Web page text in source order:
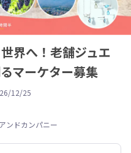
界へ！老舗ジュエ
マーケター募集
12/25
ンドカンパニー